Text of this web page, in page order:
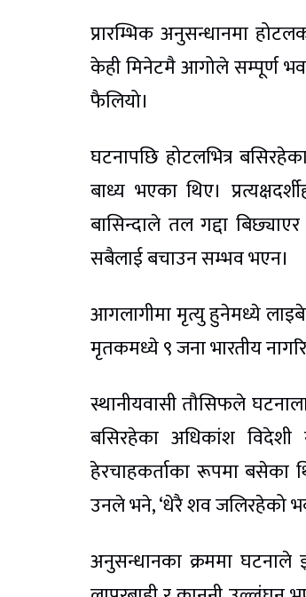
प्रारम्भिक अनुसन्धानमा
केही मिनेटमै आगोले सम्पूर्ण
फैलियो।
घटनापछि होटलभित्र
बाध्य भएका थिए।
बासिन्दाले तल गद्दा
सबैलाई बचाउन सम्भव भएन।
आगलागीमा मृत्यु हुनेमध्ये
मृतकमध्ये ९ जना भारतीय
स्थानीयवासी तौसिफले
बसिरहेका अधिकांश विदेशी
हेरचाहकर्ताका रूपमा बसेका
उनले भने, ‘धेरै शव जलिरहेको
अनुसन्धानका क्रममा